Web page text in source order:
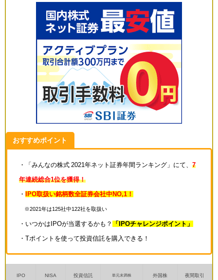
おすすめポイント
・「みんなの株式 2021年ネット証券年間ランキング」にて、 7
年連続総合1位を獲得！
・ IPO取扱い銘柄数全証券会社中NO,1！
※2021年は125社中122社を取扱い
・いつかはIPOが当選するかも？ 「IPOチャレンジポイント」
・Tポイントを使って投資信託を購入できる！
IPO NISA 投資信託 単元未満株 外国株 夜間取引